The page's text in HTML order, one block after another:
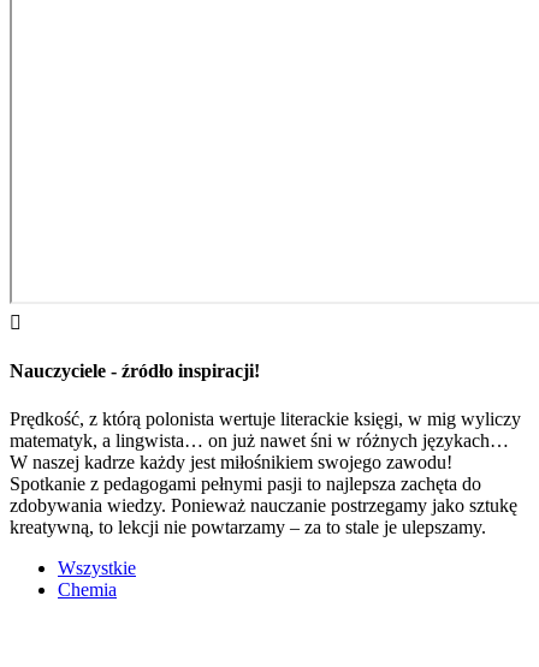

Nauczyciele - źródło inspiracji!
Prędkość, z którą polonista wertuje literackie księgi, w mig wyliczy
matematyk, a lingwista… on już nawet śni w różnych językach…
W naszej kadrze każdy jest miłośnikiem swojego zawodu!
Spotkanie z pedagogami pełnymi pasji to najlepsza zachęta do
zdobywania wiedzy. Ponieważ nauczanie postrzegamy jako sztukę
kreatywną, to lekcji nie powtarzamy – za to stale je ulepszamy.
Wszystkie
Chemia